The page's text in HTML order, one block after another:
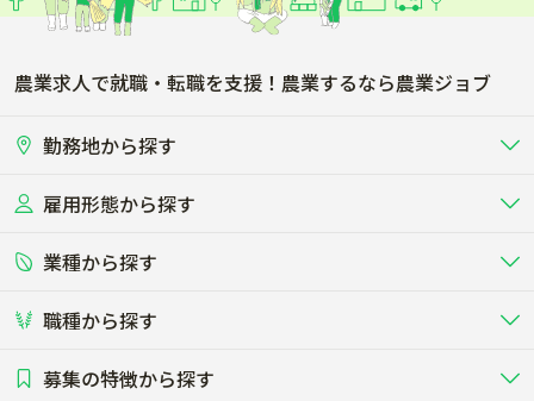
農業求人で就職・転職を支援！農業するなら農業ジョブ
勤務地から探す
北海道
関東
東海
雇用形態から探す
正社員 バイト・アルバイト・パート
短期アルバイト
その他（独立・副業など）
業種から探す
畜産（酪農･肉牛･養豚･養鶏など）
酪農
職種から探す
農場･牧場･現場職
専門職（獣医師･人工授精師･
募集の特徴から探す